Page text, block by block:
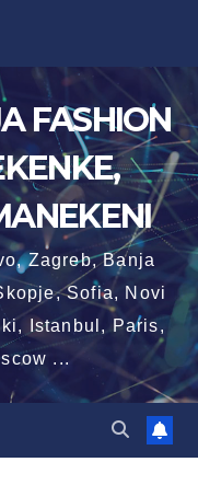
FASHION
Zagreb, Banja
Sofia, Novi
Istanbul, Paris,
...